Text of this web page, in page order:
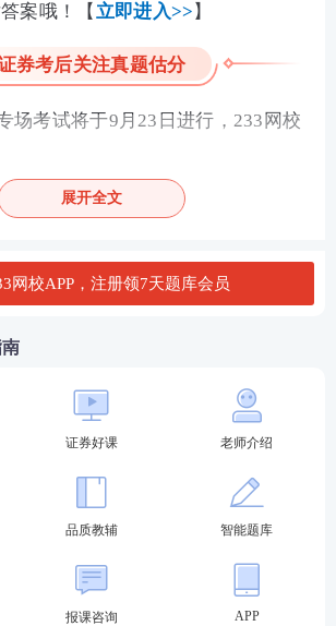
案哦！【 立即进入>> 】
券考后关注真题估分
场考试将于9月23日进行，233网校
即刻知晓自己的成绩，解决在考试中
，及时解惑！
在线估分 真题下载 考后提升
签约班>>
取证班>>
直通班>>
在线估分 真题下载
试真题答案PDF文档的考生可以扫描
展开全文
网校APP，注册领7天题库会员
证券好课 老师介绍
品质教辅 智能题库
报课咨询 APP